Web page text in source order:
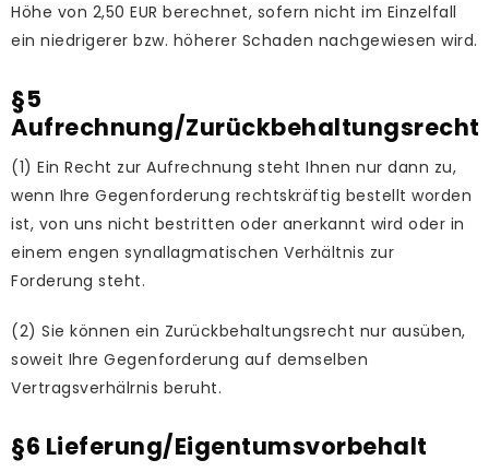
Höhe von 2,50 EUR berechnet, sofern nicht im Einzelfall
ein niedrigerer bzw. höherer Schaden nachgewiesen wird.
§5
Aufrechnung/Zurückbehaltungsrecht
(1) Ein Recht zur Aufrechnung steht Ihnen nur dann zu,
wenn Ihre Gegenforderung rechtskräftig bestellt worden
ist, von uns nicht bestritten oder anerkannt wird oder in
einem engen synallagmatischen Verhältnis zur
Forderung steht.
(2) Sie können ein Zurückbehaltungsrecht nur ausüben,
soweit Ihre Gegenforderung auf demselben
Vertragsverhälrnis beruht.
§6 Lieferung/Eigentumsvorbehalt